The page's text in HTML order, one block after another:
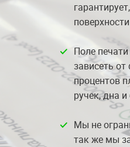
Поле
зависеть
процентов
ручек, дна
Мы не
так же мы